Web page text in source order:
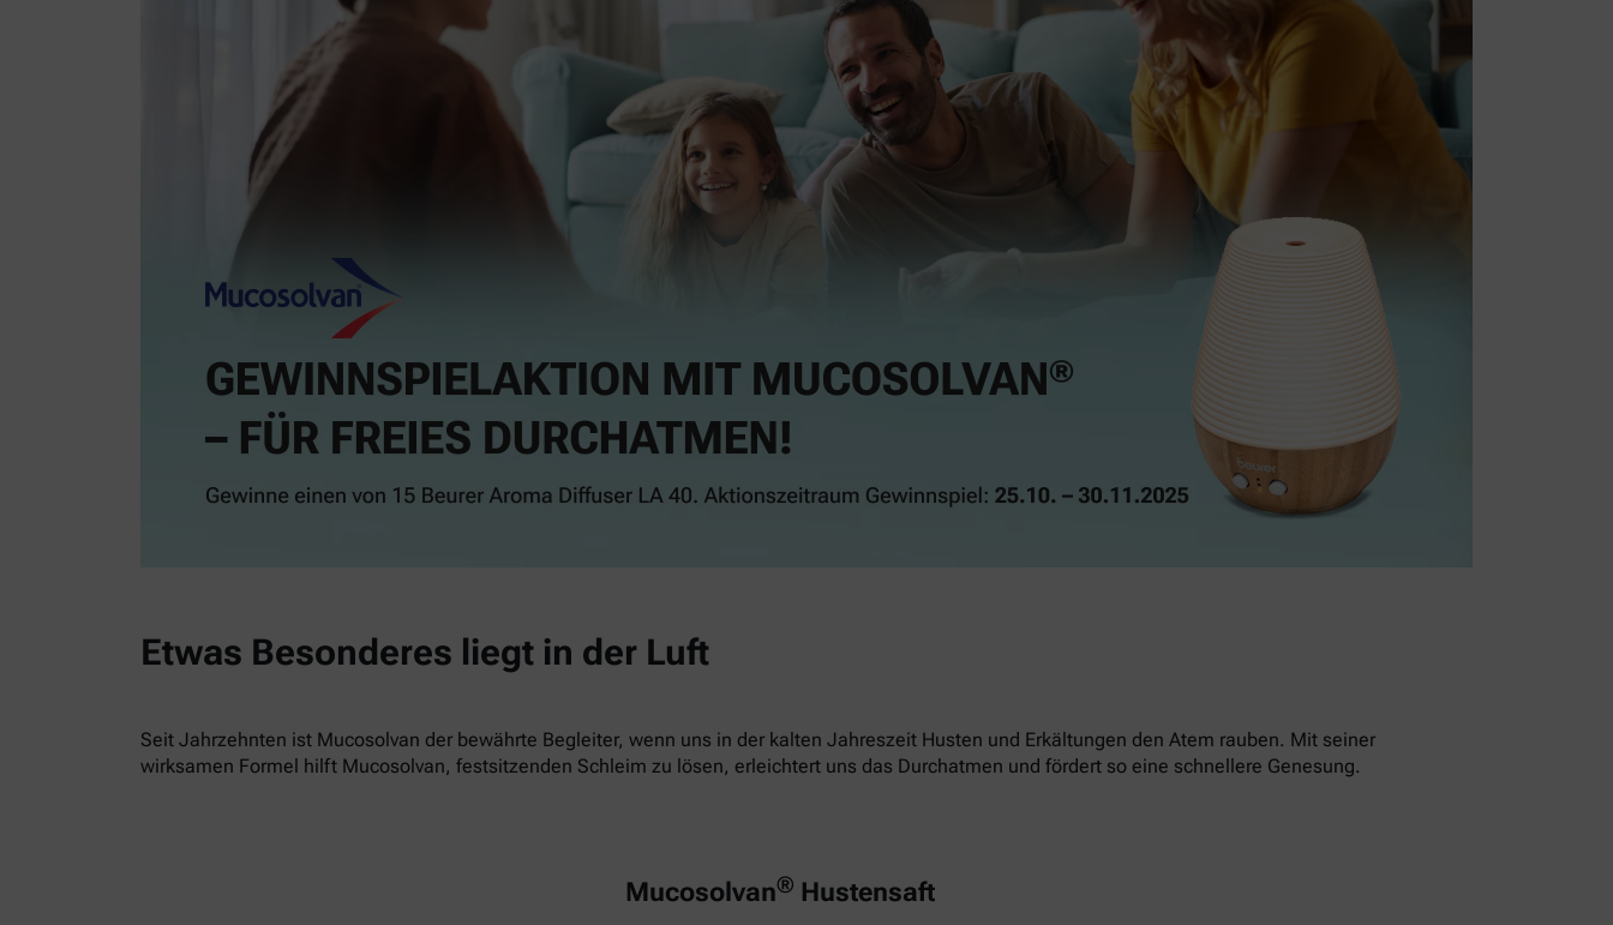
Etwas Besonderes liegt in der Luft
Seit Jahrzehnten ist Mucosolvan der bewährte Begleiter, wenn uns in der kalten Jahreszeit Husten und Erkältungen den Atem rauben. Mit seiner
wirksamen Formel hilft Mucosolvan, festsitzenden Schleim zu lösen, erleichtert uns das Durchatmen und fördert so eine schnellere Genesung.
Mucosolvan® Hustensaft